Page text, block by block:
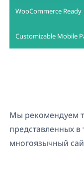
WooCommerce Ready
Customizable Mobile
Мы рекомендуем
представленных
многоязычный